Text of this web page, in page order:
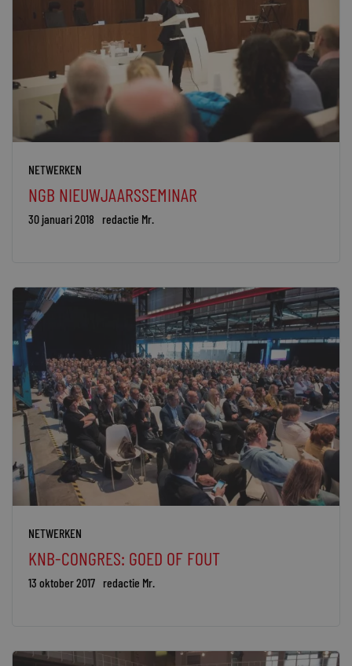
NETWERKEN
NGB NIEUWJAARSSEMINAR
30 januari 2018 redactie Mr.
NETWERKEN
KNB-CONGRES: GOED OF FOUT
13 oktober 2017 redactie Mr.